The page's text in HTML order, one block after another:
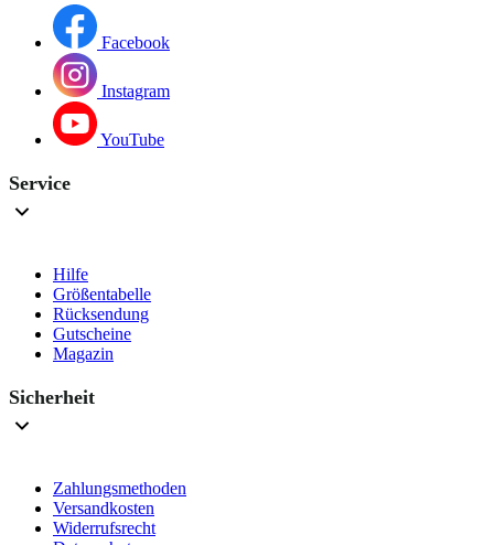
Facebook
Instagram
YouTube
Service
Hilfe
Größentabelle
Rücksendung
Gutscheine
Magazin
Sicherheit
Zahlungsmethoden
Versandkosten
Widerrufsrecht